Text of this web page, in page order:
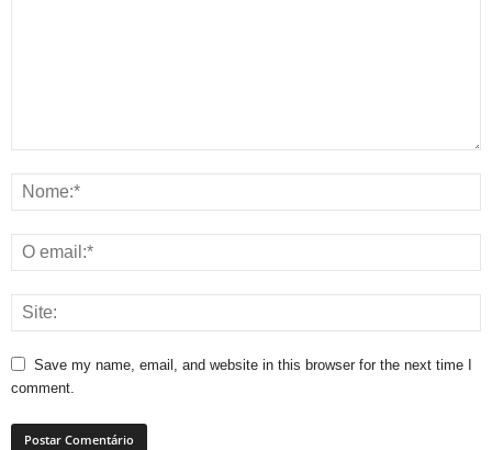
Save my name, email, and website in this browser for the next time I
comment.